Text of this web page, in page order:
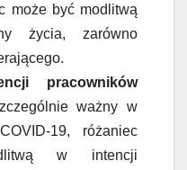
może być modlitwą
życia, zarówno
pracowników
ważny w
19, różaniec
w intencji